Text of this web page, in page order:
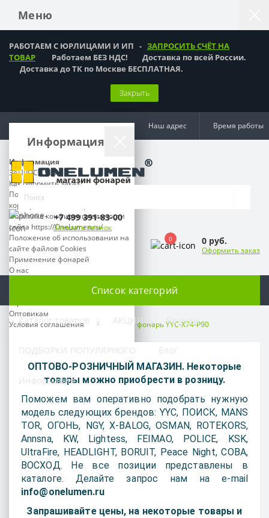
Меню
РАБОТАЕМ С ЮРЛИЦАМИ И ИП - ЗАПРОСИТЬ СЧЁТ НА
ТОВАР Работаем БЕЗ НДС! Доставка по всей России.
Доставка до ТК по Москве БЕСПЛАТНАЯ.
Закрыть
Информация
Информация
ЗАПРОС СЧЁТА
Как оформить заказ?
Подарки мужчинам,
корпоративные подарки
Политика конфиденциальности
сайта https://OneLumen.ru/
Положение об использовании на
сайте файлов Cookies
Применение фонарей
О нас
Оптовикам
Условия соглашения
ПН-ПТ: 09:00 - 18:00
СБ-ВС: выходной
свой приезд по телефону
Телефоны:
+7 499 391-83-00
+7 993 925-91-97
Наш e-mail:
info@onelumen.ru
Мессенджеры:
Наш адрес Время работы
+7 499 391-83-00
Заказать звонок
0 0 руб.
Оформить заказ
Список категорий
Каталог товаров АКЦИИ Бренды
ПОДБОРКИ ПОПУЛЯРНОГО Блог
Информация
Ручные фонари Ручной фонарь YYC-X74-P90
ОПТОВО-РОЗНИЧНЫЙ МАГАЗИН. Некоторые
товары можно приобрести в розницу.
Поможем вам оперативно подобрать нужную
модель следующих брендов: YYC, ПОИСК, MANS
TOR, ОГОНЬ, NGY, X-BALOG, OSMAN, ROTEKORS,
Annsna, KW, Lightess, FEIMAO, POLICE, KSK,
UltraFire, HEADLIGHT, BORUIT, Peace Night, COBA,
ВОСХОД. Не все позиции представлены в
каталоге. Делайте запрос нам на e-mail
info@onelumen.ru
Запрашивайте цены, на некоторые товары и